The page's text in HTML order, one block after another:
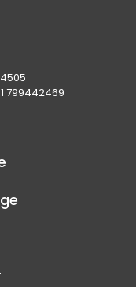
799442469